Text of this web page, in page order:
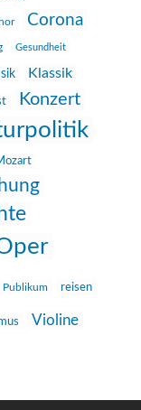
Corona
Gesundheit
Klassik
Konzert
Publikum reisen
Violine